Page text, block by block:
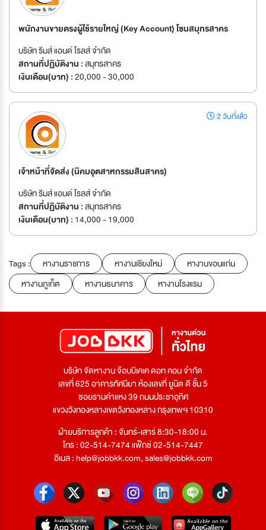
พนักงานขายตรงผู้ใช้รายใหญ่ (Key Account) โซนสมุทรสาคร
บริษัท รีมส์ แอนด์ โรลส์ จำกัด
สถานที่ปฏิบัติงาน :สมุทรสาคร
เงินเดือน(บาท) :20,000 - 30,000
2 วันที่แล้ว
เจ้าหน้าที่จัดส่ง (นิคมอุตสาหกรรมสินสาคร)
บริษัท รีมส์ แอนด์ โรลส์ จำกัด
สถานที่ปฏิบัติงาน :สมุทรสาคร
เงินเดือน(บาท) : 14,000 - 19,000
Tags : หางานราชการ หางานเชียงใหม่
หางานขอนแก่น
หางานภูเก็ต
หางานธนาคาร หางานโรงแรม
บริษัท จัดหางาน จ๊อบบีเคเค ดอท คอม จำกัด
เลขที่ 625 อาคารทัศนียา ห้องเลขที่ ยูนิต ดี ชั้น 5
ซอยรามคำแหง 39 ถนนประชาอุทิศ
แขวงวังทองหลางเขตวังทองหลาง กรุงเทพฯ 10310
ฝ่ายบริการลูกค้า : จันทร์-เสาร์ 8:30-18:00 น.
โทร : 02-514-7474 แฟ็กซ์ 02-514-7447
อีเมล :help@jobbkk.com,sales@jobbkk.com